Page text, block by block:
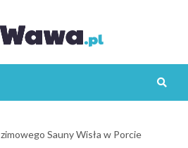
Sauny Wisła w Porcie